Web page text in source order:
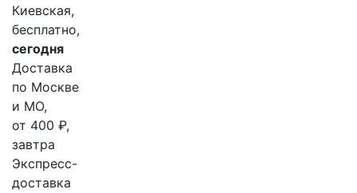
Киевская,
бесплатно,
сегодня
Доставка
по Москве
и МО,
от 400 ₽,
завтра
Экспресс-
доставка